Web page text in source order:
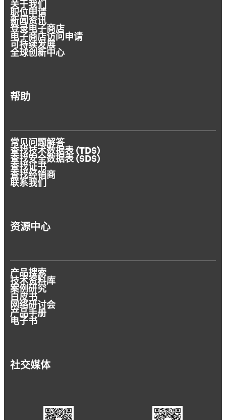
关于我们
职位申请
新闻资讯
登录电子商店
电子商店访问申请
可持续发展
全球创新中心
帮助
常见问题解答
查找技术数据表 (TDS)
查找安全数据表 (SDS)
查找证书
查找经销商
联系我们
资源中心
产品搜索
技术资料库
案例研究
白皮书
网络研讨会
产品手册
电子书
社交媒体